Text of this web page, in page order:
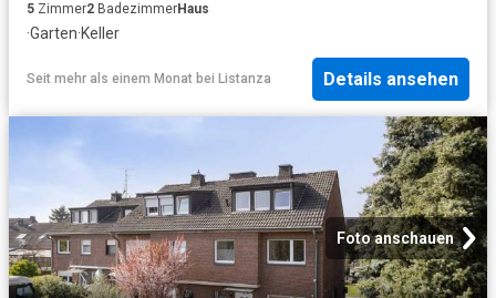
5 Zimmer2 BadezimmerHaus
·Garten·Keller
Seit mehr als einem Monat bei Listanza Details ansehen
Foto anschauen